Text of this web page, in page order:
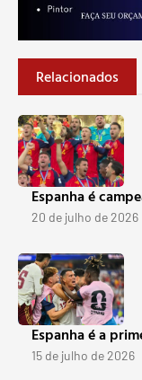
Relacionados
Espanha é
20 de julho de 2026
Espanha é a
15 de julho de 2026